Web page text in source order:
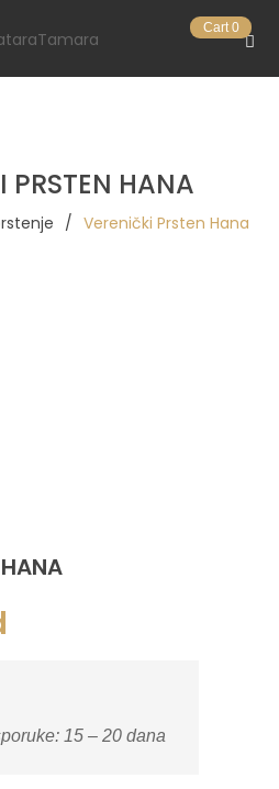
Cart 0
PRSTEN HANA
/ Verenički Prsten Hana
15 – 20 dana